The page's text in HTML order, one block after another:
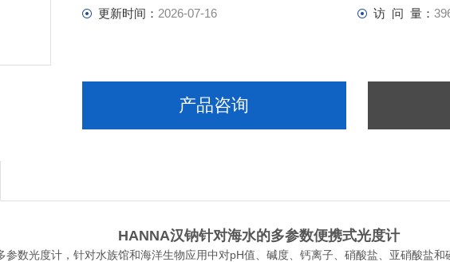
更新时间： 2026-07-16 访 问 量：
产品咨询
HANNA汉钠针对海水的多参数便携式光度计
参数光度计，针对水族馆和海洋生物应用中对pH值、碱度、钙离子、硝酸盐、亚硝酸盐和